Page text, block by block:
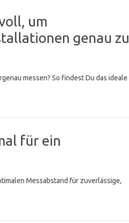
um
genau zu
messen? So findest Du das ideale
für ein
Messabstand für zuverlässige,